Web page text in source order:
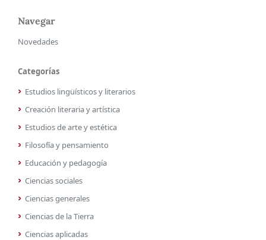
Navegar
Novedades
Categorías
Estudios lingüísticos y literarios
Creación literaria y artística
Estudios de arte y estética
Filosofía y pensamiento
Educación y pedagogía
Ciencias sociales
Ciencias generales
Ciencias de la Tierra
Ciencias aplicadas